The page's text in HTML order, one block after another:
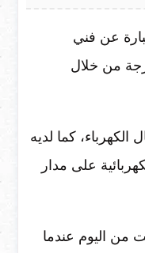
عن فني
من خلال
كما لديه
على مدار
من اليوم عندما